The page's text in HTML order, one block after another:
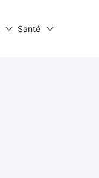
Santé